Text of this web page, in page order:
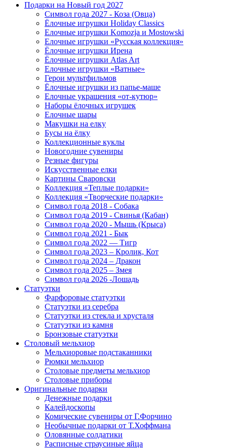
Подарки на Новый год 2027
Символ года 2027 - Коза (Овца)
Ёлочные игрушки Holiday Classics
Елочные игрушки Komozja и Mostowski
Елочные игрушки «Русская коллекция»
Ёлочные игрушки Ирена
Ёлочные игрушки Atlas Art
Елочные игрушки «Ватные»
Герои мультфильмов
Ёлочные игрушки из папье-маше
Елочные украшения «от-кутюр»
Наборы ёлочных игрушек
Елочные шары
Макушки на елку
Бусы на ёлку
Коллекционные куклы
Новогодние сувениры
Резные фигуры
Искусственные елки
Картины Сваровски
Коллекция «Теплые подарки»
Коллекция «Творческие подарки»
Символ года 2018 - Собака
Символ года 2019 - Свинья (Кабан)
Символ года 2020 - Мышь (Крыса)
Символ года 2021 - Бык
Символ года 2022 — Тигр
Символ года 2023 – Кролик, Кот
Символ года 2024 – Дракон
Символ года 2025 – Змея
Символ года 2026 -Лошадь
Статуэтки
Фарфоровые статуэтки
Статуэтки из серебра
Статуэтки из стекла и хрусталя
Статуэтки из камня
Бронзовые статуэтки
Столовый мельхиор
Мельхиоровые подстаканники
Рюмки мельхиор
Столовые предметы мельхиор
Столовые приборы
Оригинальные подарки
Денежные подарки
Калейдоскопы
Комические сувениры от Г.Форчино
Необычные подарки от Т.Хоффмана
Оловянные солдатики
Расписные страусиные яйца